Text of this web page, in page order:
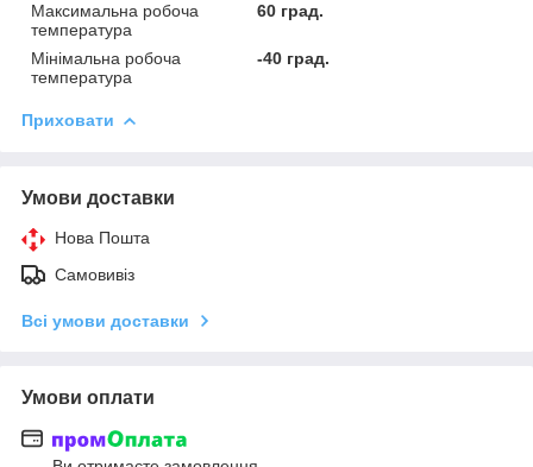
Максимальна робоча
температура
60 град.
Мінімальна робоча
температура
-40 град.
Приховати
Умови доставки
Нова Пошта
Самовивіз
Всі умови доставки
Умови оплати